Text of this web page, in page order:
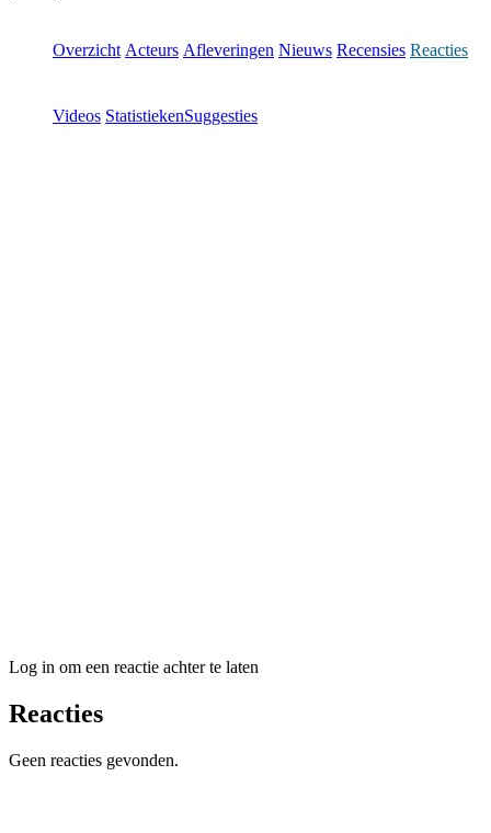
Overzicht Acteurs Afleveringen Nieuws Recensies Reacties
Videos StatistiekenSuggesties
Log in om een reactie achter te laten
Reacties
Geen reacties gevonden.